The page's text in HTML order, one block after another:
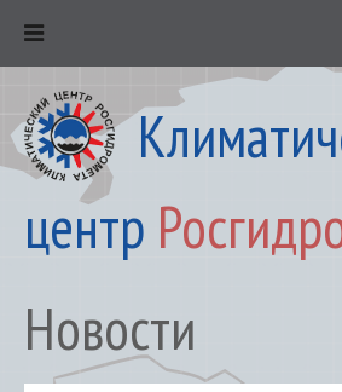
центр
Новости